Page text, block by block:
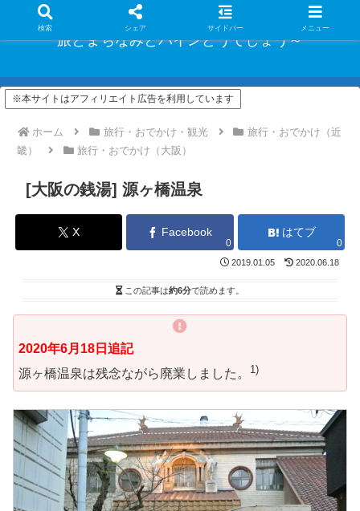
旅とまちなみとパインどうでしょう～
※本サイトはアフィリエイト広告を利用しています
ホーム 旅行・おでかけ・観光
旅行・おでかけ（近
畿）
旅行・おでかけ（大阪）
[大阪の銭湯] 源ヶ橋温泉
X Facebook
0
はてブ
0
2019.01.05 2020.06.18
この記事は約6分で読めます。
2020年6月18日追記
源ヶ橋温泉は残念ながら廃業しました。
1)
検索 シェア サイドバー メニュー